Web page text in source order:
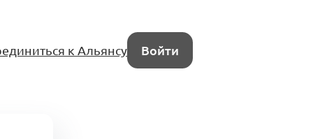
к Альянсу Войти